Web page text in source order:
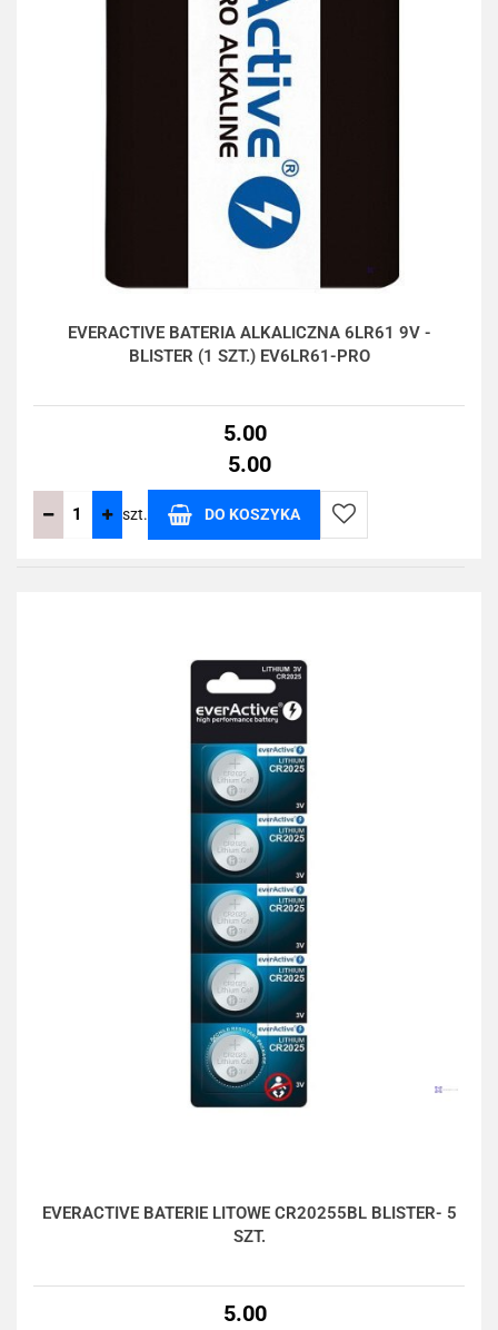
EVERACTIVE BATERIA ALKALICZNA 6LR61 9V -
BLISTER (1 SZT.) EV6LR61-PRO
5.00
5.00
szt. DO KOSZYKA
Do
EVERACTIVE BATERIE LITOWE CR20255BL BLISTER- 5
SZT.
5.00